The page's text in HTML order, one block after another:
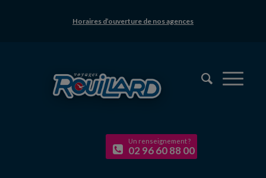
Horaires d’ouverture de nos agences
Un renseignement ?
02 96 60 88 00